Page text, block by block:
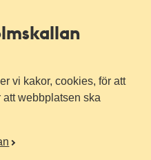
vi kakor, cookies, för att
webbplatsen ska